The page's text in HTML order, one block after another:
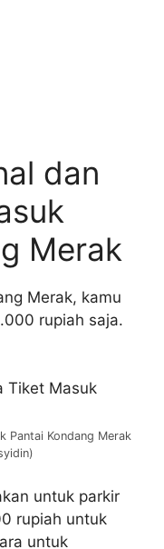
dan
Merak
Merak, kamu
rupiah saja.
Pantai Kondang Merak
untuk parkir
rupiah untuk
untuk